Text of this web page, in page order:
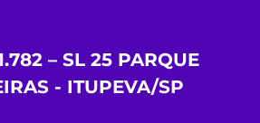
– SL 25 PARQUE
- ITUPEVA/SP